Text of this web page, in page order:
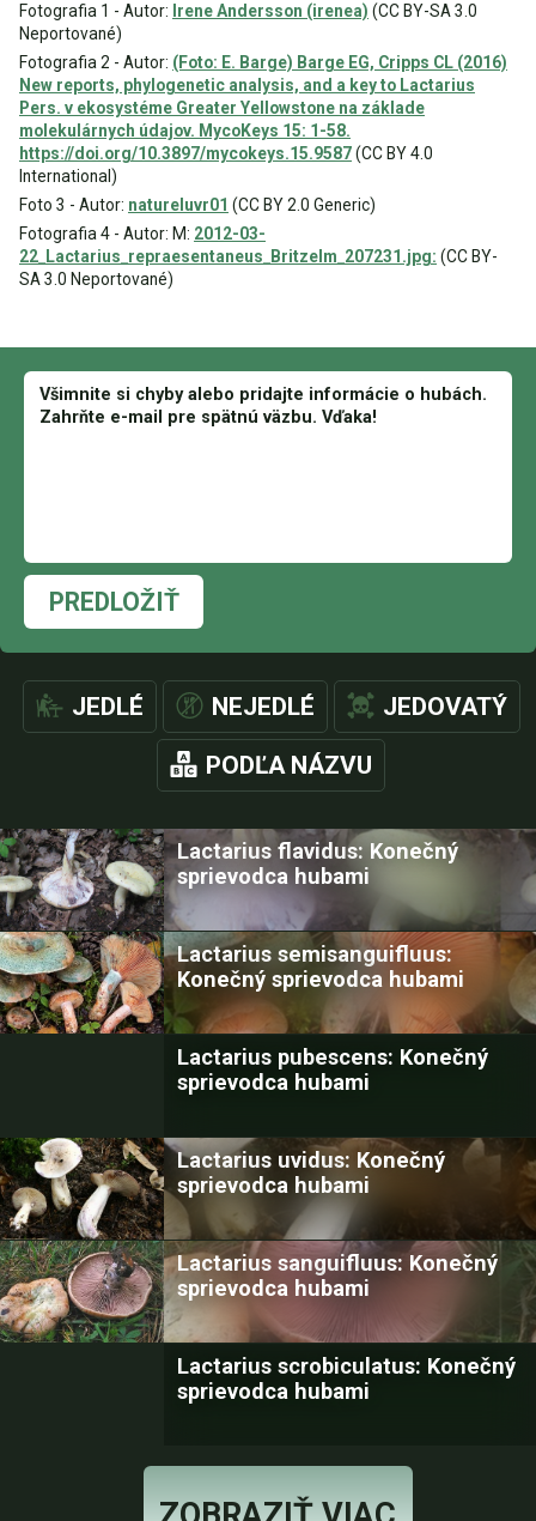
Fotografia 1 - Autor: Irene Andersson (irenea) (CC BY-SA 3.0
Neportované)
Fotografia 2 - Autor: (Foto: E. Barge) Barge EG, Cripps CL (2016)
New reports, phylogenetic analysis, and a key to Lactarius
Pers. v ekosystéme Greater Yellowstone na základe
molekulárnych údajov. MycoKeys 15: 1-58.
https://doi.org/10.3897/mycokeys.15.9587(CC BY 4.0
International)
Foto 3 - Autor: natureluvr01 (CC BY 2.0 Generic)
Fotografia 4 - Autor: M: 2012-03-
22_Lactarius_repraesentaneus_Britzelm_207231.jpg: (CC BY-
SA 3.0 Neportované)
PREDLOŽIŤ
JEDLÉ NEJEDLÉ JEDOVATÝ
PODĽA NÁZVU
Lactarius flavidus: Konečný
sprievodca hubami
Lactarius semisanguifluus:
Konečný sprievodca hubami
Lactarius pubescens: Konečný
sprievodca hubami
Lactarius uvidus: Konečný
sprievodca hubami
Lactarius sanguifluus: Konečný
sprievodca hubami
Lactarius scrobiculatus: Konečný
sprievodca hubami